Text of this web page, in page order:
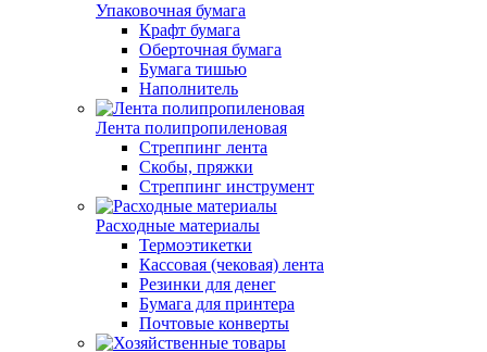
Упаковочная бумага
Крафт бумага
Оберточная бумага
Бумага тишью
Наполнитель
Лента полипропиленовая
Стреппинг лента
Скобы, пряжки
Стреппинг инструмент
Расходные материалы
Термоэтикетки
Кассовая (чековая) лента
Резинки для денег
Бумага для принтера
Почтовые конверты